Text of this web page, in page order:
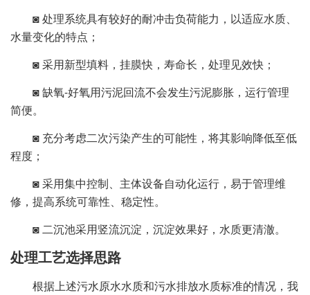
◙ 处理系统具有较好的耐冲击负荷能力，以适应水质、
水量变化的特点；
◙ 采用新型填料，挂膜快，寿命长，处理见效快；
◙ 缺氧-好氧用污泥回流不会发生污泥膨胀，运行管理
简便。
◙ 充分考虑二次污染产生的可能性，将其影响降低至低
程度；
◙ 采用集中控制、主体设备自动化运行，易于管理维
修，提高系统可靠性、稳定性。
◙ 二沉池采用竖流沉淀，沉淀效果好，水质更清澈。
处理工艺选择思路
根据上述污水原水水质和污水排放水质标准的情况，我